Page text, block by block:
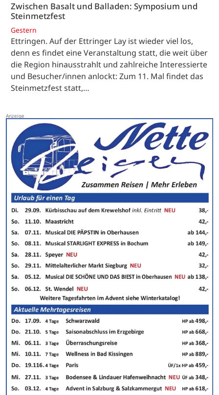
Zwischen Basalt und Balladen: Symposium und
Steinmetzfest
Gestern
Ettringen. Auf der Ettringer Lay ist wieder viel los,
denn es findet eine Veranstaltung statt, die weit über
die Region hinausstrahlt und zahlreiche Interessierte
und Besucher/innen anlockt: Zum 11. Mal findet das
Steinmetzfest statt,…